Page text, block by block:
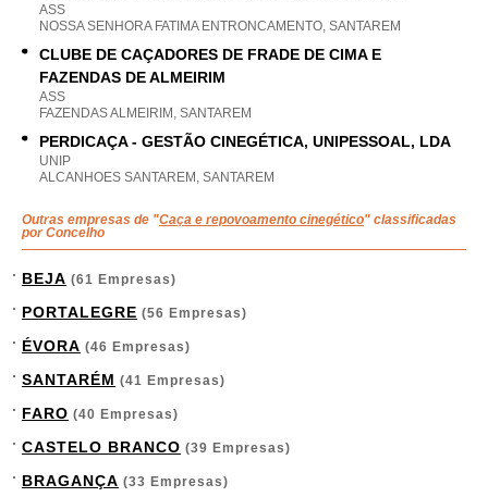
ASS
NOSSA SENHORA FATIMA ENTRONCAMENTO, SANTAREM
CLUBE DE CAÇADORES DE FRADE DE CIMA E
FAZENDAS DE ALMEIRIM
ASS
FAZENDAS ALMEIRIM, SANTAREM
PERDICAÇA - GESTÃO CINEGÉTICA, UNIPESSOAL, LDA
UNIP
ALCANHOES SANTAREM, SANTAREM
Outras empresas de "Caça e repovoamento cinegético" classificadas
por Concelho
BEJA (61 Empresas)
PORTALEGRE (56 Empresas)
ÉVORA (46 Empresas)
SANTARÉM (41 Empresas)
FARO (40 Empresas)
CASTELO BRANCO (39 Empresas)
BRAGANÇA (33 Empresas)